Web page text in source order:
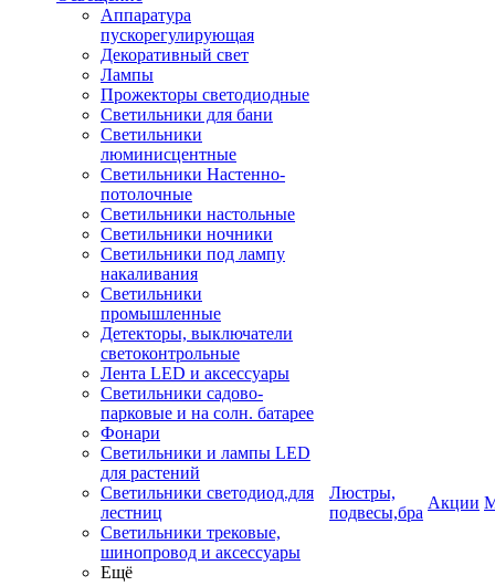
Аппаратура
пускорегулирующая
Декоративный свет
Лампы
Прожекторы светодиодные
Светильники для бани
Светильники
люминисцентные
Светильники Настенно-
потолочные
Светильники настольные
Светильники ночники
Светильники под лампу
накаливания
Светильники
промышленные
Детекторы, выключатели
светоконтрольные
Лента LED и аксессуары
Светильники садово-
парковые и на солн. батарее
Фонари
Светильники и лампы LED
для растений
Светильники светодиод.для
лестниц
Светильники трековые,
шинопровод и аксессуары
Ещё
Люстры,
подвесы,бра
Акции